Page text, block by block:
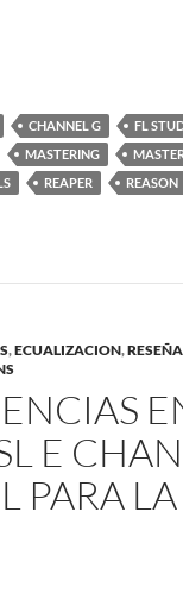
CHANNEL G
FL
MASTERING
REAPER REASON
,ECUALIZACION,
E
PARA